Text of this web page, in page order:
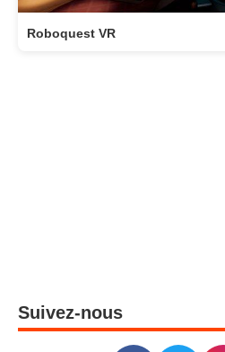
Roboquest VR
Suivez-nous